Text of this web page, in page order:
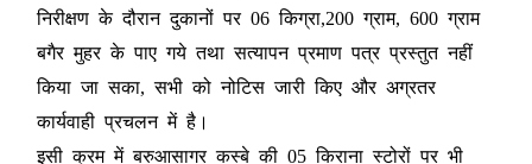
निरीक्षण के दौरान दुकानों पर 06 किग्रा,200 ग्राम, 600 ग्राम
बगैर मुहर के पाए गये तथा सत्यापन प्रमाण पत्र प्रस्तुत नहीं
किया जा सका, सभी को नोटिस जारी किए और अग्रतर
कार्यवाही प्रचलन में है।
इसी क्रम में बरुआसागर कस्बे की 05 किराना स्टोरों पर भी